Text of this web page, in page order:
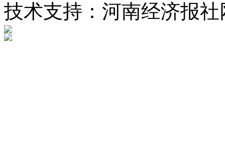
技术支持：河南经济报社